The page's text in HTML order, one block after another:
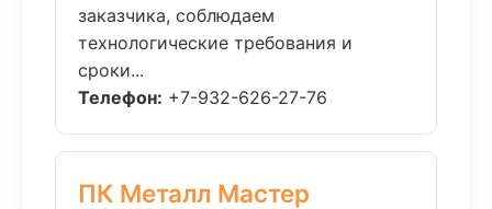
заказчика, соблюдаем
технологические требования и
сроки...
Телефон: +7-932-626-27-76
ПК Металл Мастер